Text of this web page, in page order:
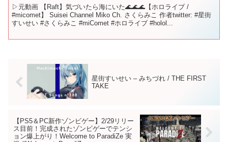
▷元動画 【Raft】気づいたら海にいた🌊🌊🌊【ホロライブ /
#micomet】 Suisei Channel Miko Ch. さくらみこ 作者twitter: #星街
すいせい #さくらみこ #miComet #ホロライブ #holol...
星街すいせい – みちづれ / THE FIRST
TAKE
【PS5＆PC新作ゾンビゲー】2/29リリー
ス目前！完成されたゾンビゲーでテンシ
ョン爆上がり！Welcome to ParadiZe 実